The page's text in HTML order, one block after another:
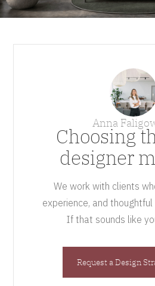
Anna
Choosing
designer
We work with clients
experience, and
If that sounds like
Request a Design